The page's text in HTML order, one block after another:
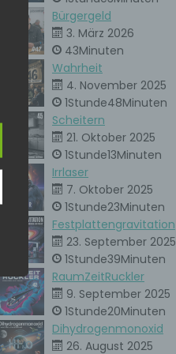
Bürgergeld
3. März 2026
43Minuten
Wahrheit
4. November 2025
1Stunde48Minuten
Scheitern
21. Oktober 2025
1Stunde13Minuten
Irrlaser
7. Oktober 2025
1Stunde23Minuten
Festplattengravitation
23. September 2025
1Stunde39Minuten
RaumZeitRuckler
9. September 2025
1Stunde20Minuten
Dihydrogenmonoxid
26. August 2025